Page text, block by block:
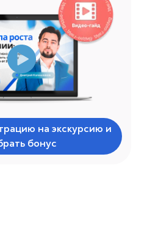
на экскурсию и
бонус